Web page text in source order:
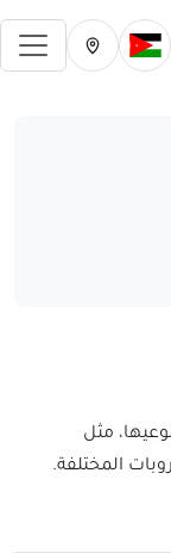
تغيير الدولة الحالية
تغيير المدينة
مثل
المختلفة.